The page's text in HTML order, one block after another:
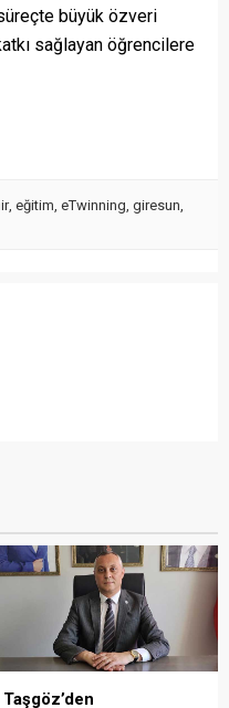
büyük özveri
sağlayan öğrencilere
, eğitim, eTwinning, giresun,
Taşgöz’den